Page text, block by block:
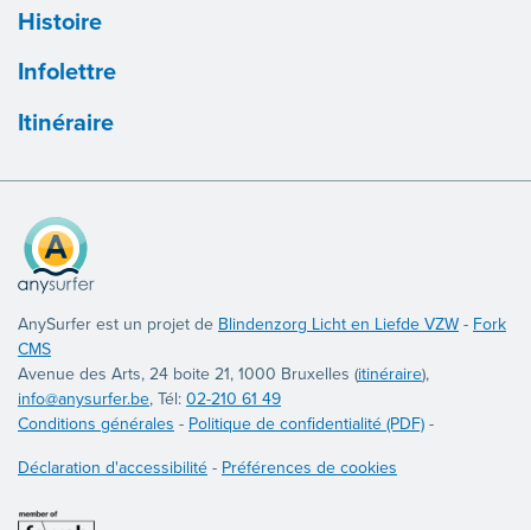
Histoire
Infolettre
Itinéraire
AnySurfer est un projet de Blindenzorg Licht en Liefde VZW - Fork
CMS
Avenue des Arts, 24 boite 21, 1000 Bruxelles (itinéraire),
info@anysurfer.be, Tél: 02-210 61 49
Conditions générales - Politique de confidentialité (PDF) -
Déclaration d'accessibilité - Préférences de cookies